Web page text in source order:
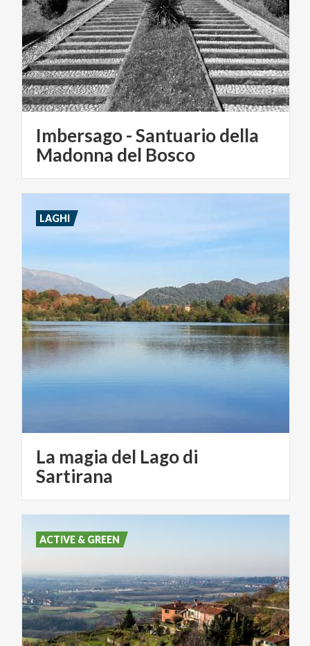
Imbersago - Santuario della
Madonna del Bosco
La magia del Lago di
Sartirana
LAGHI
ACTIVE & GREEN